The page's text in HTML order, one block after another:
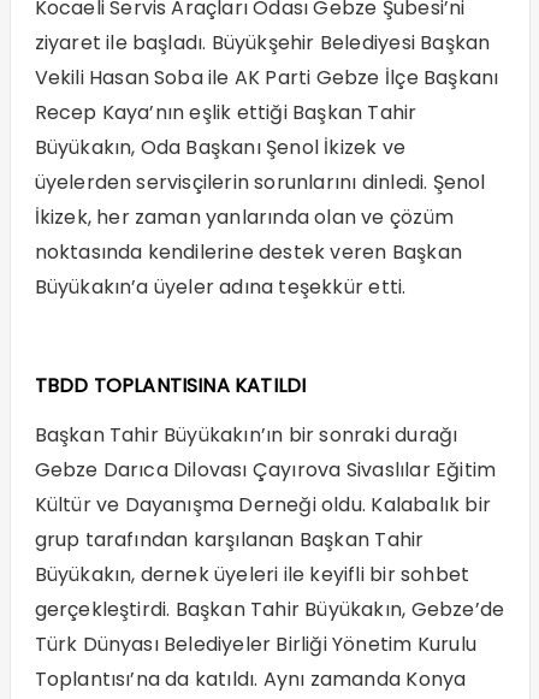
Kocaeli Servis Araçları Odası Gebze Şubesi’ni
ziyaret ile başladı. Büyükşehir Belediyesi Başkan
Vekili Hasan Soba ile AK Parti Gebze İlçe Başkanı
Recep Kaya’nın eşlik ettiği Başkan Tahir
Büyükakın, Oda Başkanı Şenol İkizek ve
üyelerden servisçilerin sorunlarını dinledi. Şenol
İkizek, her zaman yanlarında olan ve çözüm
noktasında kendilerine destek veren Başkan
Büyükakın’a üyeler adına teşekkür etti.
TBDD TOPLANTISINA KATILDI
Başkan Tahir Büyükakın’ın bir sonraki durağı
Gebze Darıca Dilovası Çayırova Sivaslılar Eğitim
Kültür ve Dayanışma Derneği oldu. Kalabalık bir
grup tarafından karşılanan Başkan Tahir
Büyükakın, dernek üyeleri ile keyifli bir sohbet
gerçekleştirdi. Başkan Tahir Büyükakın, Gebze’de
Türk Dünyası Belediyeler Birliği Yönetim Kurulu
Toplantısı’na da katıldı. Aynı zamanda Konya